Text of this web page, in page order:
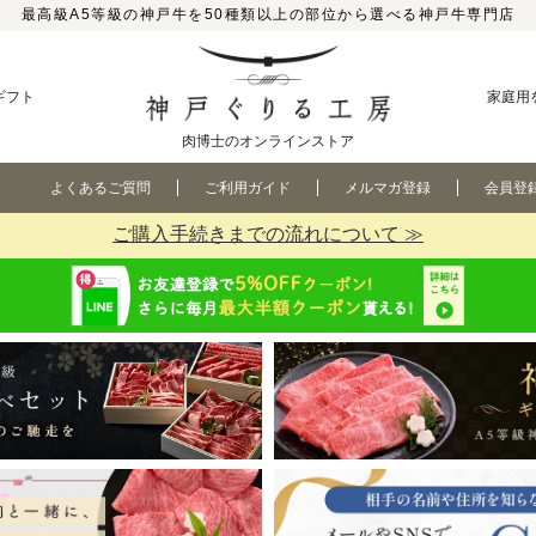
最高級A5等級の神戸牛を50種類以上の部位から選べる神戸牛専門店
フト
肉博士のオンラインストア
家庭用
よくあるご質問 ご利用ガイド メルマガ登録 会員登
ご購入手続きまでの流れについて ≫